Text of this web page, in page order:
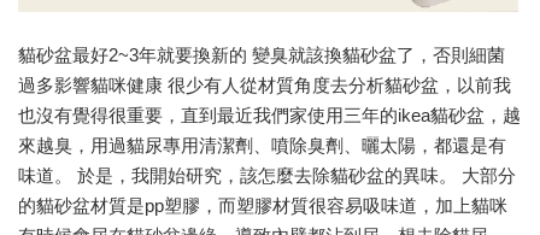
貓砂盆最好2~3年就要換新的 變臭就該換貓砂盆了，否則細菌
過多影響貓咪健康 很少有人從材質角度去分析貓砂盆，以前我
也沒有覺得很重要，直到最近我們家使用三年的ikea貓砂盆，越
來越臭，用過貓尿專用清潔劑、噴除臭劑、曬太陽，都還是有
味道。 於是，我開始研究，該怎麼去除貓砂盆的異味。 大部分
的貓砂盆材質是pp塑膠，而塑膠材質很容易吸味道，加上貓咪